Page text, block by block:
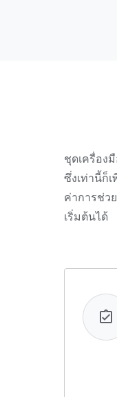
ชุดเครื่อง
ซึ่งเท่านี้ก็
ค่าการช่ว
เริ่มต้นได้